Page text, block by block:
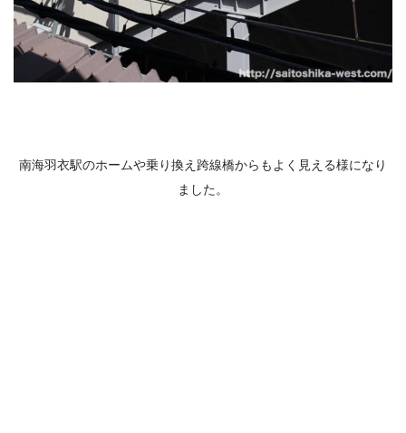
南海羽衣駅のホームや乗り換え跨線橋からもよく見える様になり
ました。